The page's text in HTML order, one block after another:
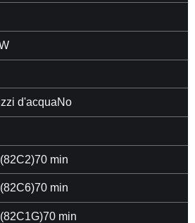
d'acquaNo
min
min
min